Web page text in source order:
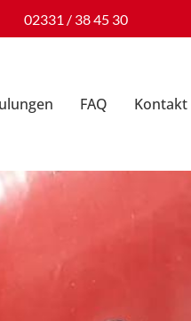
02331 / 38 45 30
FAQ Kontakt